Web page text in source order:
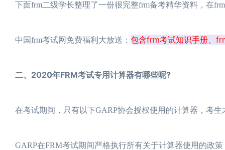
下面frm二级学长整理了一份很完整frm备考精华资料，在
中国frm考试网免费福利大放送： 包含frm考试知识手册、
二、2020年FRM考试专用计算器有哪些呢?
在考试期间，只有以下GARP协会授权使用的计算器，考
GARP在FRM考试期间严格执行所有关于计算器使用的政